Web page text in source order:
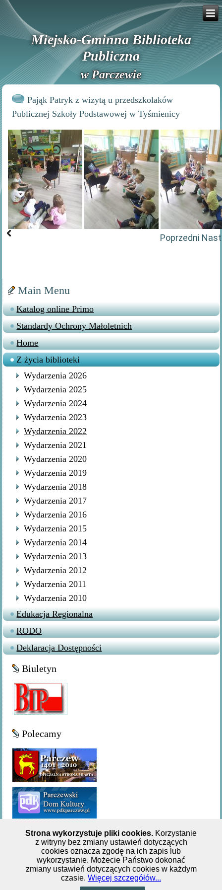
Miejsko-Gminna Biblioteka
Publiczna
w Parczewie
Pająk Patryk z wizytą u przedszkolaków
Publicznej Szkoły Podstawowej w Tyśmienicy
Poprzedni
Main Menu
Katalog online Primo
Standardy Ochrony Małoletnich
Home
Z życia biblioteki
Wydarzenia 2026
Wydarzenia 2025
Wydarzenia 2024
Wydarzenia 2023
Wydarzenia 2022
Wydarzenia 2021
Wydarzenia 2020
Wydarzenia 2019
Wydarzenia 2018
Wydarzenia 2017
Wydarzenia 2016
Wydarzenia 2015
Wydarzenia 2014
Wydarzenia 2013
Wydarzenia 2012
Wydarzenia 2011
Wydarzenia 2010
Edukacja Regionalna
RODO
Deklaracja Dostępności
Biuletyn
Polecamy
Miejsko-Gminna Biblioteka Publiczna w Parczewie,ul. 11
Listopada 62, tel: +48 833 551 244
Strona wykorzystuje pliki cookies. Korzystanie
z witryny bez zmiany ustawień dotyczących
cookies oznacza zgodę na ich zapis lub
wykorzystanie. Możecie Państwo dokonać
zmiany ustawień dotyczących cookies w każdym
czasie. Więcej szczegółów...